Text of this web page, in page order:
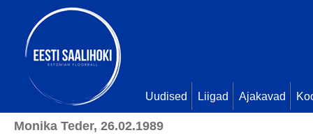
Uudised Liigad Ajakavad
Monika Teder, 26.02.1989